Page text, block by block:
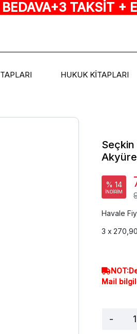
TAKSİT +
HUKUK KİTAPLARI
Seçkin
% 14
İNDİRİM
Havale
Mail
-